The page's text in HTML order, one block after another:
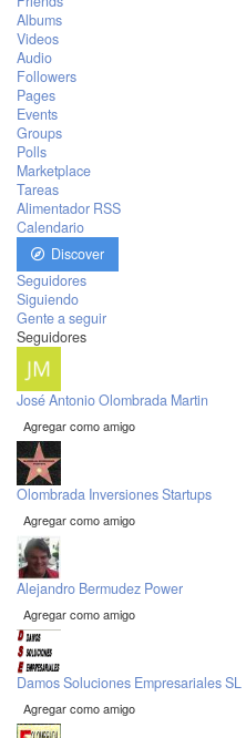
Albums
Videos
Audio
Followers
Pages
Events
Groups
Polls
Marketplace
Tareas
Alimentador RSS
Calendario
Discover
Seguidores
Siguiendo
Gente a seguir
Seguidores
José Antonio Olombrada Martin
Agregar como amigo
Olombrada Inversiones Startups
Agregar como amigo
Alejandro Bermudez Power
Agregar como amigo
Damos Soluciones Empresariales SL
Agregar como amigo